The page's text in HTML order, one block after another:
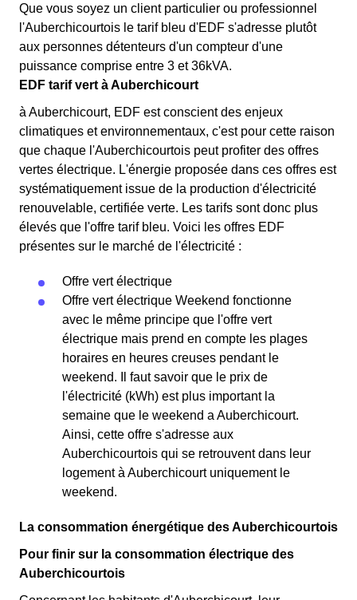
Que vous soyez un client particulier ou professionnel
l'Auberchicourtois le tarif bleu d'EDF s'adresse plutôt
aux personnes détenteurs d'un compteur d'une
puissance comprise entre 3 et 36kVA.
EDF tarif vert à Auberchicourt
à Auberchicourt, EDF est conscient des enjeux
climatiques et environnementaux, c'est pour cette raison
que chaque l'Auberchicourtois peut profiter des offres
vertes électrique. L'énergie proposée dans ces offres est
systématiquement issue de la production d'électricité
renouvelable, certifiée verte. Les tarifs sont donc plus
élevés que l'offre tarif bleu. Voici les offres EDF
présentes sur le marché de l'électricité :
Offre vert électrique
Offre vert électrique Weekend fonctionne
avec le même principe que l'offre vert
électrique mais prend en compte les plages
horaires en heures creuses pendant le
weekend. Il faut savoir que le prix de
l'électricité (kWh) est plus important la
semaine que le weekend a Auberchicourt.
Ainsi, cette offre s'adresse aux
Auberchicourtois qui se retrouvent dans leur
logement à Auberchicourt uniquement le
weekend.
La consommation énergétique des Auberchicourtois
Pour finir sur la consommation électrique des
Auberchicourtois